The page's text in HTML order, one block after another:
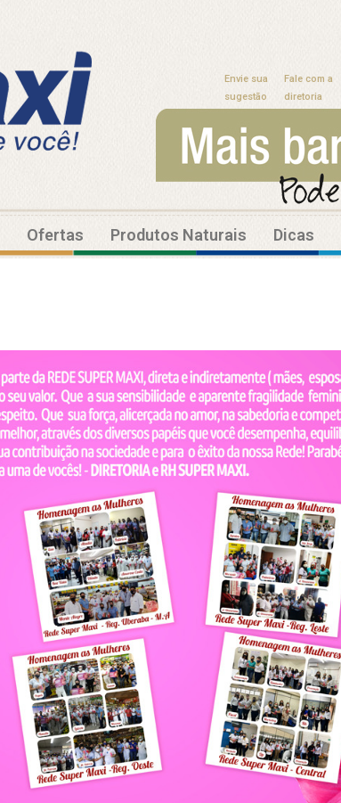
Envie sua
sugestão
Fale com a
diretoria
Ofertas Produtos Naturais Dicas